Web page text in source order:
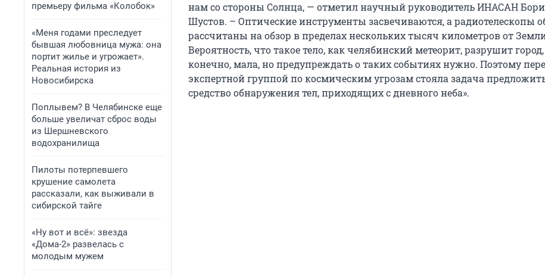
премьеру фильма «Колобок»
«Меня годами преследует
бывшая любовница мужа: она
портит жилье и угрожает».
Реальная история из
Новосибирска
Поплывем? В Челябинске еще
больше увеличат сброс воды
из Шершневского
водохранилища
Пилоты потерпевшего
крушение самолета
рассказали, как выживали в
сибирской тайге
«Ну вот и всё»: звезда
«Дома-2» развелась с
молодым мужем
нам со стороны Солнца, — отметил научный руководитель ИНАСАН
Шустов. – Оптические инструменты засвечиваются, а радиотелескопы
рассчитаны на обзор в пределах нескольких тысяч километров от
Вероятность, что такое тело, как челябинский метеорит, разрушит город,
конечно, мала, но предупреждать о таких событиях нужно. Поэтому
экспертной группой по космическим угрозам стояла задача
средство обнаружения тел, приходящих с дневного неба».